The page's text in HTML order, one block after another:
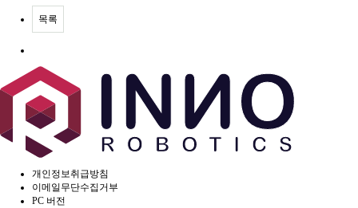
목록
개인정보취급방침
이메일무단수집거부
PC 버전